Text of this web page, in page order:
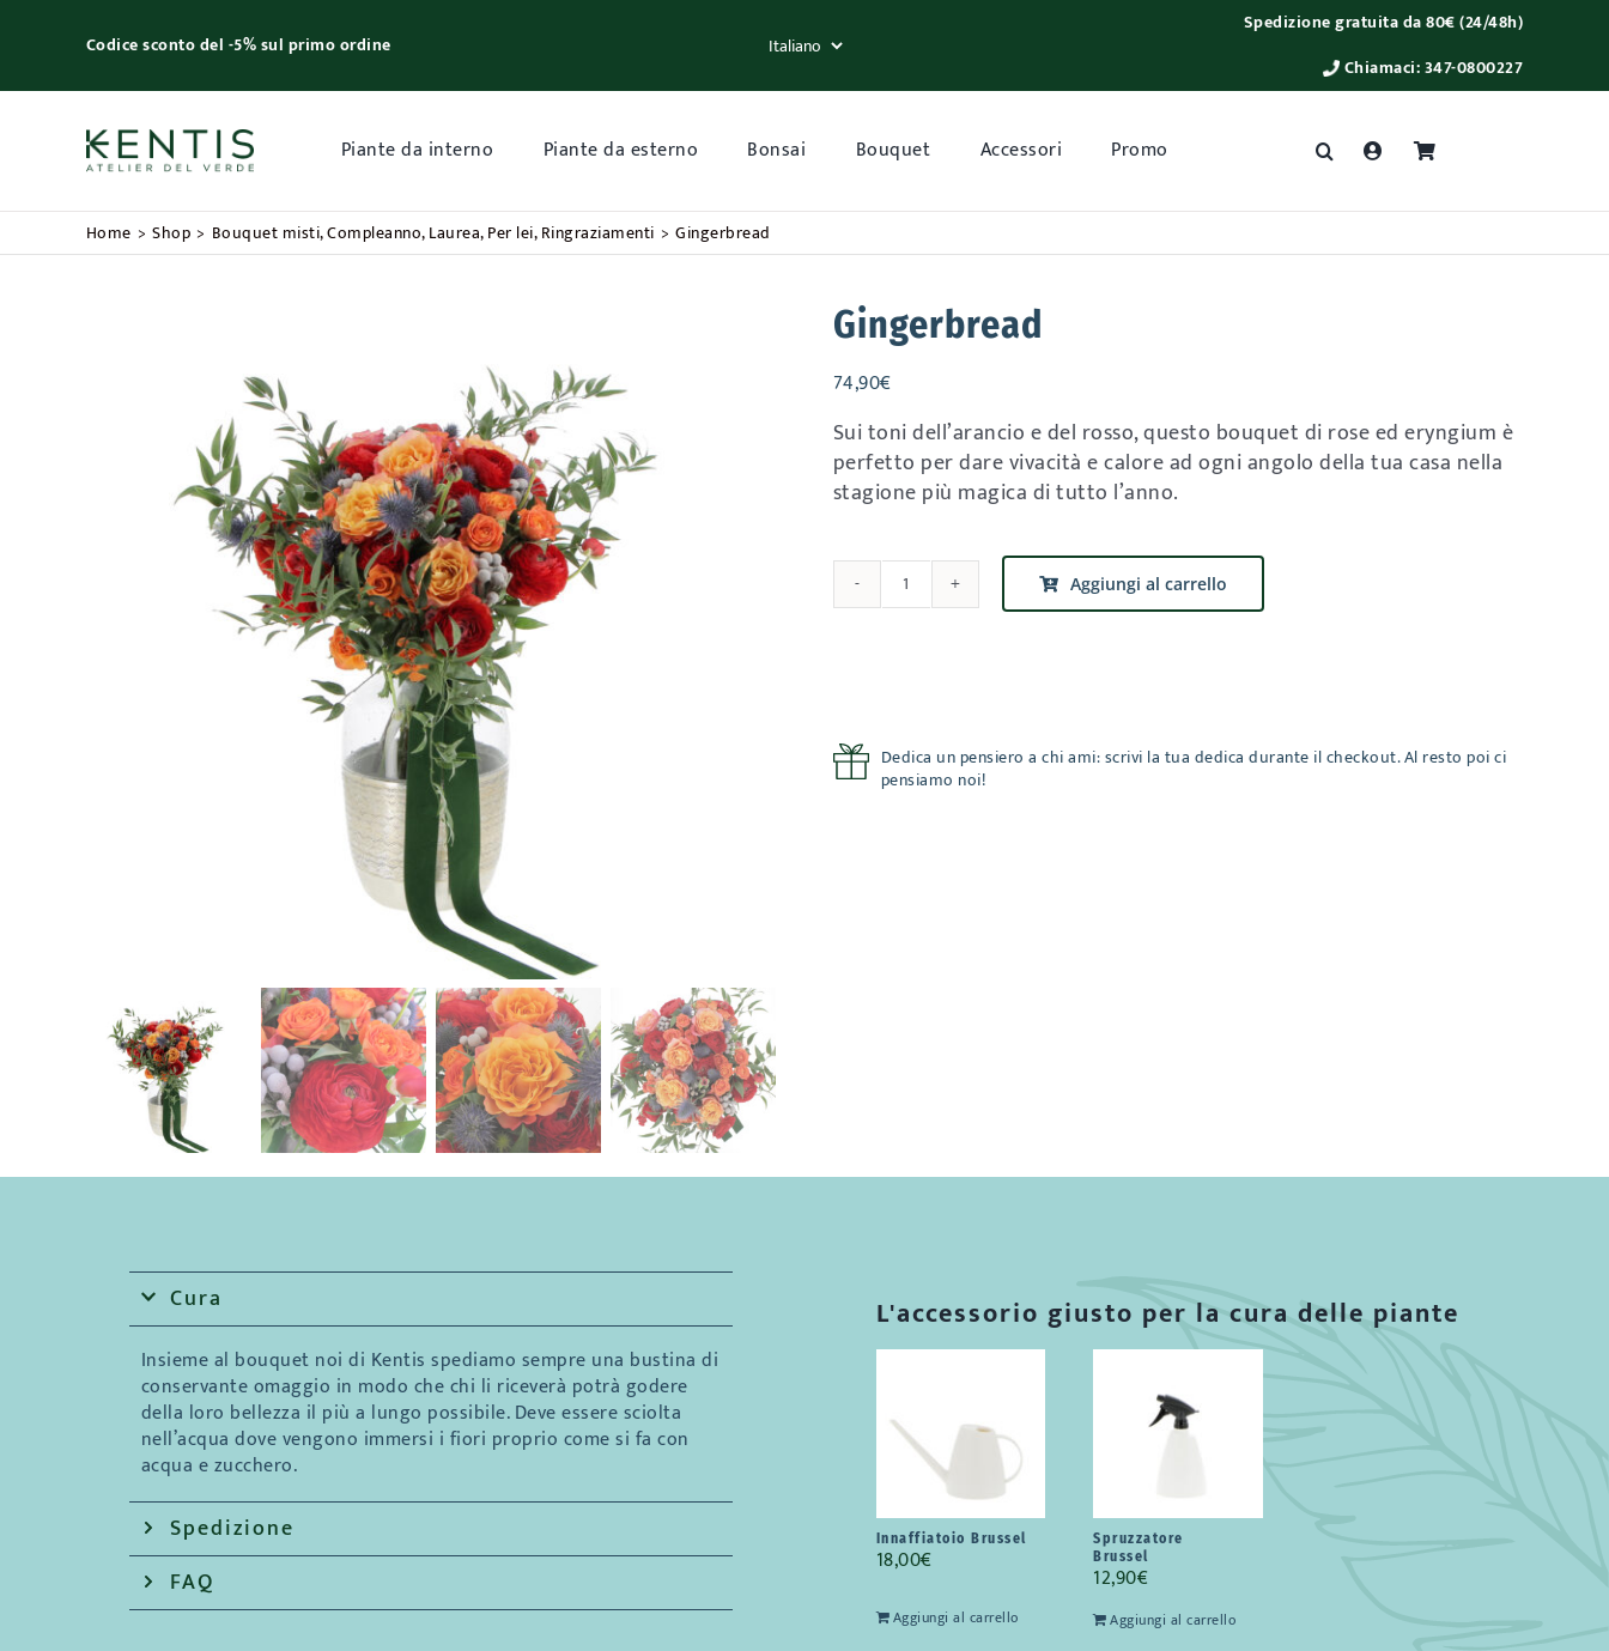
Codice sconto del -5% sul primo ordine
Spedizione gratuita da 80€ (24/48h)
Chiamaci:347-0800227
Piante da interno Piante da esterno Bonsai Bouquet Accessori Promo
Home Shop Bouquet misti Compleanno Laurea Per lei Ringraziamenti Gingerbread
Gingerbread
74,90€
Sui toni dell’arancio e del rosso, questo bouquet di rose ed eryngium è
perfetto per dare vivacità e calore ad ogni angolo della tua casa nella
stagione più magica di tutto l’anno.
Gingerbread
Aggiungi al carrello
Dedica un pensiero a chi ami: scrivi la tua dedica durante il checkout. Al resto poi ci
pensiamo noi!
Cura
Insieme al bouquet noi di Kentis spediamo sempre una bustina di
conservante omaggio in modo che chi li riceverà potrà godere
della loro bellezza il più a lungo possibile. Deve essere sciolta
nell’acqua dove vengono immersi i fiori proprio come si fa con
acqua e zucchero.
Spedizione
FAQ
L'accessorio giusto per la cura delle piante
Innaffiatoio Brussel
18,00€
Aggiungi al carrello
Spruzzatore
Brussel
12,90€
Aggiungi al carrello